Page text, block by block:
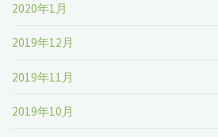
2020年1月
2019年12月
2019年11月
2019年10月